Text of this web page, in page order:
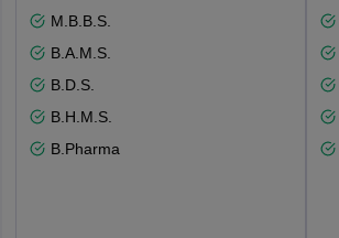
M.B.B.S.
B.A.M.S.
B.D.S.
B.H.M.S.
B.Pharma